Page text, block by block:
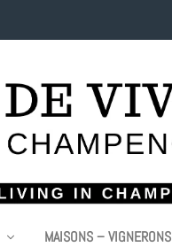
MAISONS – VIGNERONS